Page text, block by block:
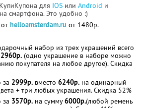
для IOS или Android и
смартфона. Это удобно :)
helloamsterdam.ru от 1480р.
набор из трех украшений всего
2960р. (одно украшение в наборе можно
покупателя на любое другое). Скидка
за 2999р. вместо 6240р. на одинарный
+ три любых украшения. Скидка 52%
за 3570р. на сумму6000р.(любой ремень